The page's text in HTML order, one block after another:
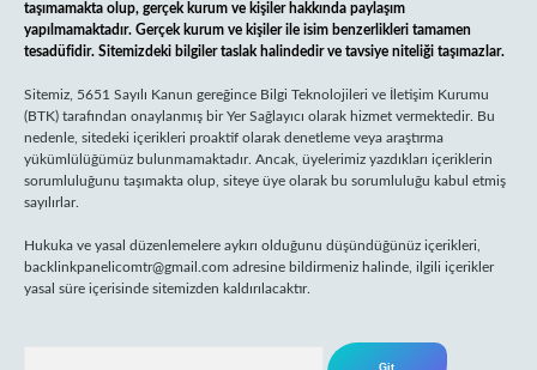
taşımamakta olup, gerçek kurum ve kişiler hakkında paylaşım
yapılmamaktadır. Gerçek kurum ve kişiler ile isim benzerlikleri tamamen
tesadüfidir. Sitemizdeki bilgiler taslak halindedir ve tavsiye niteliği taşımazlar.
Sitemiz, 5651 Sayılı Kanun gereğince Bilgi Teknolojileri ve İletişim Kurumu
(BTK) tarafından onaylanmış bir Yer Sağlayıcı olarak hizmet vermektedir. Bu
nedenle, sitedeki içerikleri proaktif olarak denetleme veya araştırma
yükümlülüğümüz bulunmamaktadır. Ancak, üyelerimiz yazdıkları içeriklerin
sorumluluğunu taşımakta olup, siteye üye olarak bu sorumluluğu kabul etmiş
sayılırlar.
Hukuka ve yasal düzenlemelere aykırı olduğunu düşündüğünüz içerikleri,
backlinkpanelicomtr@gmail.com adresine bildirmeniz halinde, ilgili içerikler
yasal süre içerisinde sitemizden kaldırılacaktır.